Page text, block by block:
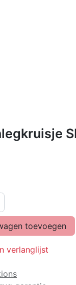
toevoegen
verlanglijst